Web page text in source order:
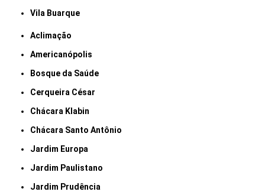
Vila Buarque
Aclimação
Americanópolis
Bosque da Saúde
Cerqueira César
Chácara Klabin
Chácara Santo Antônio
Jardim Europa
Jardim Paulistano
Jardim Prudência